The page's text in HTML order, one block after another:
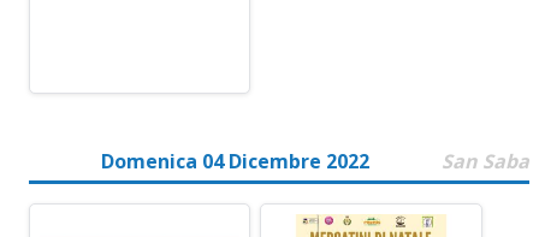
Domenica 04 Dicembre 2022 San Saba